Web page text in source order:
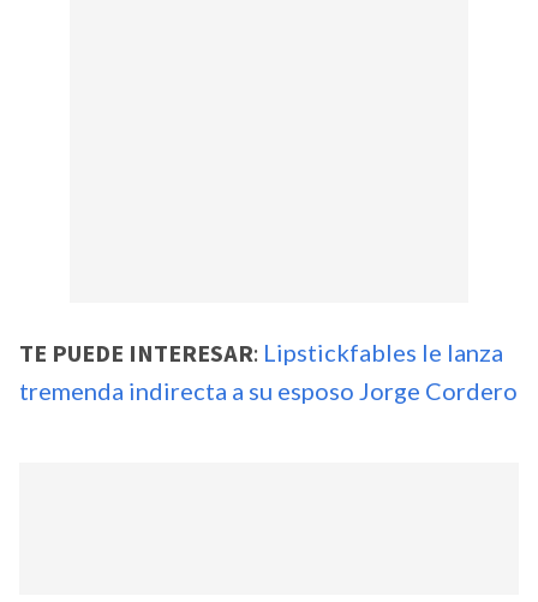
TE PUEDE INTERESAR: Lipstickfables le lanza
tremenda indirecta a su esposo Jorge Cordero